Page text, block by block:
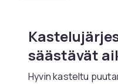
säästävät
Hyvin kasteltu